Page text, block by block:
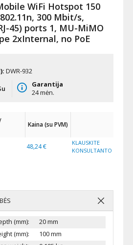
WiFi Hotspot 150
300 Mbit/s,
45) ports 1, MU-MiMO
2xInternal, no PoE
DWR-932
Garantija
24 mėn.
Kaina (su PVM)
48,24 €
KLAUSKITE
KONSULTANTO
(mm):
20 mm
(mm):
100 mm